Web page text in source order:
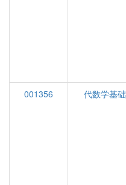
001356
代数学基础